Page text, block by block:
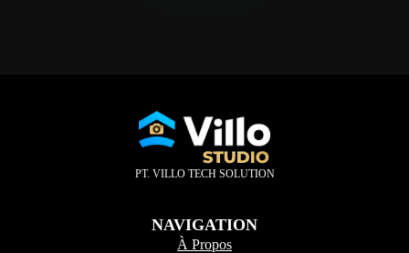
PT. VILLO TECH SOLUTION
NAVIGATION
À Propos